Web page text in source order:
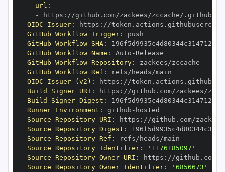
url :
-
https : //github.com/zackees/zccache/.github/
OIDC Issuer: https :
GitHub Workflow Trigger:
GitHub Workflow SHA:
GitHub Workflow Name : Auto -
GitHub Workflow Repository:
GitHub Workflow Ref :
OIDC Issuer (v2) : https :
Build Signer URI : https : //github.com/zackees/
Build Signer Digest :
Runner Environment : github -
Source Repository URI : https :
Source Repository Digest :
Source Repository Ref :
Source Repository Identifier:
'1176185097'
Source Repository Owner URI : https :
Source Repository Owner Identifier:
'6856673'